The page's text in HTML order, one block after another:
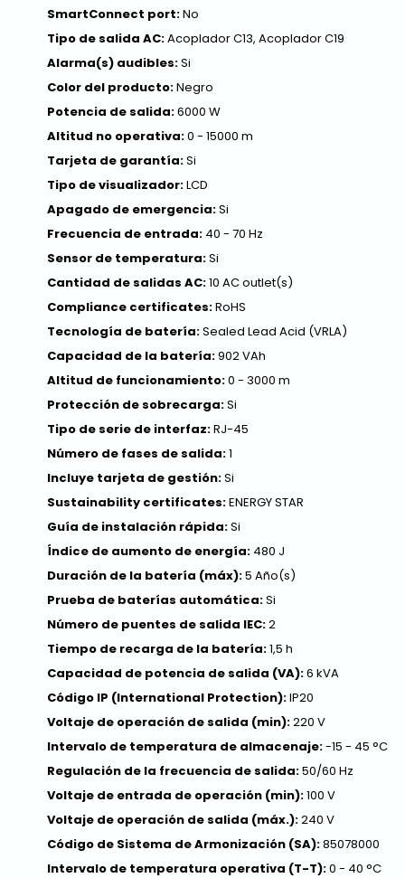
SmartConnect port:No
Tipo de salida AC:Acoplador C13, Acoplador C19
Alarma(s) audibles:Si
Color del producto:Negro
Potencia de salida:6000 W
Altitud no operativa:0 - 15000 m
Tarjeta de garantía:Si
Tipo de visualizador:LCD
Apagado de emergencia:Si
Frecuencia de entrada: 40 - 70 Hz
Sensor de temperatura:Si
Cantidad de salidas AC:10 AC outlet(s)
Compliance certificates:RoHS
Tecnología de batería:Sealed Lead Acid (VRLA)
Capacidad de la batería:902 VAh
Altitud de funcionamiento:0 - 3000 m
Protección de sobrecarga:Si
Tipo de serie de interfaz:RJ-45
Número de fases de salida:1
Incluye tarjeta de gestión:Si
Sustainability certificates:ENERGY STAR
Guía de instalación rápida:Si
Índice de aumento de energía: 480 J
Duración de la batería (máx):5 Año(s)
Prueba de baterías automática:Si
Número de puentes de salida IEC:2
Tiempo de recarga de la batería:1,5 h
Capacidad de potencia de salida (VA):6 kVA
Código IP (International Protection):IP20
Voltaje de operación de salida (min):220 V
Intervalo de temperatura de almacenaje:-15 - 45 °C
Regulación de la frecuencia de salida:50/60 Hz
Voltaje de entrada de operación (min):100 V
Voltaje de operación de salida (máx.):240 V
Código de Sistema de Armonización (SA):85078000
Intervalo de temperatura operativa (T-T):0 - 40 °C